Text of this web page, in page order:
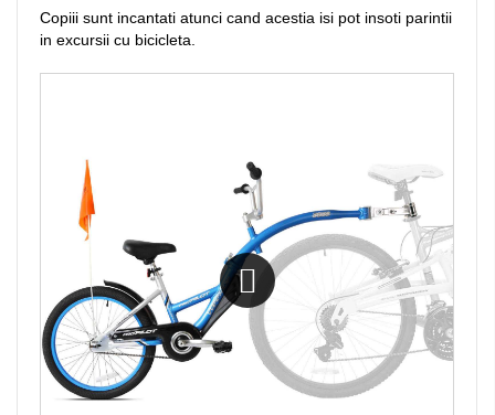
Copiii sunt incantati atunci cand acestia isi pot insoti parintii
in excursii cu bicicleta.